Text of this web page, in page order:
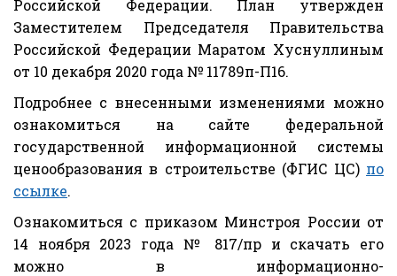
Российской Федерации. План утвержден
Заместителем Председателя Правительства
Российской Федерации Маратом Хуснуллиным
от 10 декабря 2020 года № 11789п-П16.
Подробнее с внесенными изменениями можно
ознакомиться на сайте федеральной
государственной информационной системы
ценообразования в строительстве (ФГИС ЦС) по
ссылке.
Ознакомиться с приказом Минстроя России от
14 ноября 2023 года № 817/пр и скачать его
можно в информационно-